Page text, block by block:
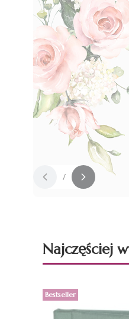
Slajd
/
z
Najczęściej
Bestseller